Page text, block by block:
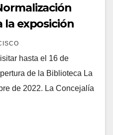
la exposición
sud del sud’ a
de la
Cristóbal
hasta el 16 de
de la Biblioteca La
de 2022. La Concejalía